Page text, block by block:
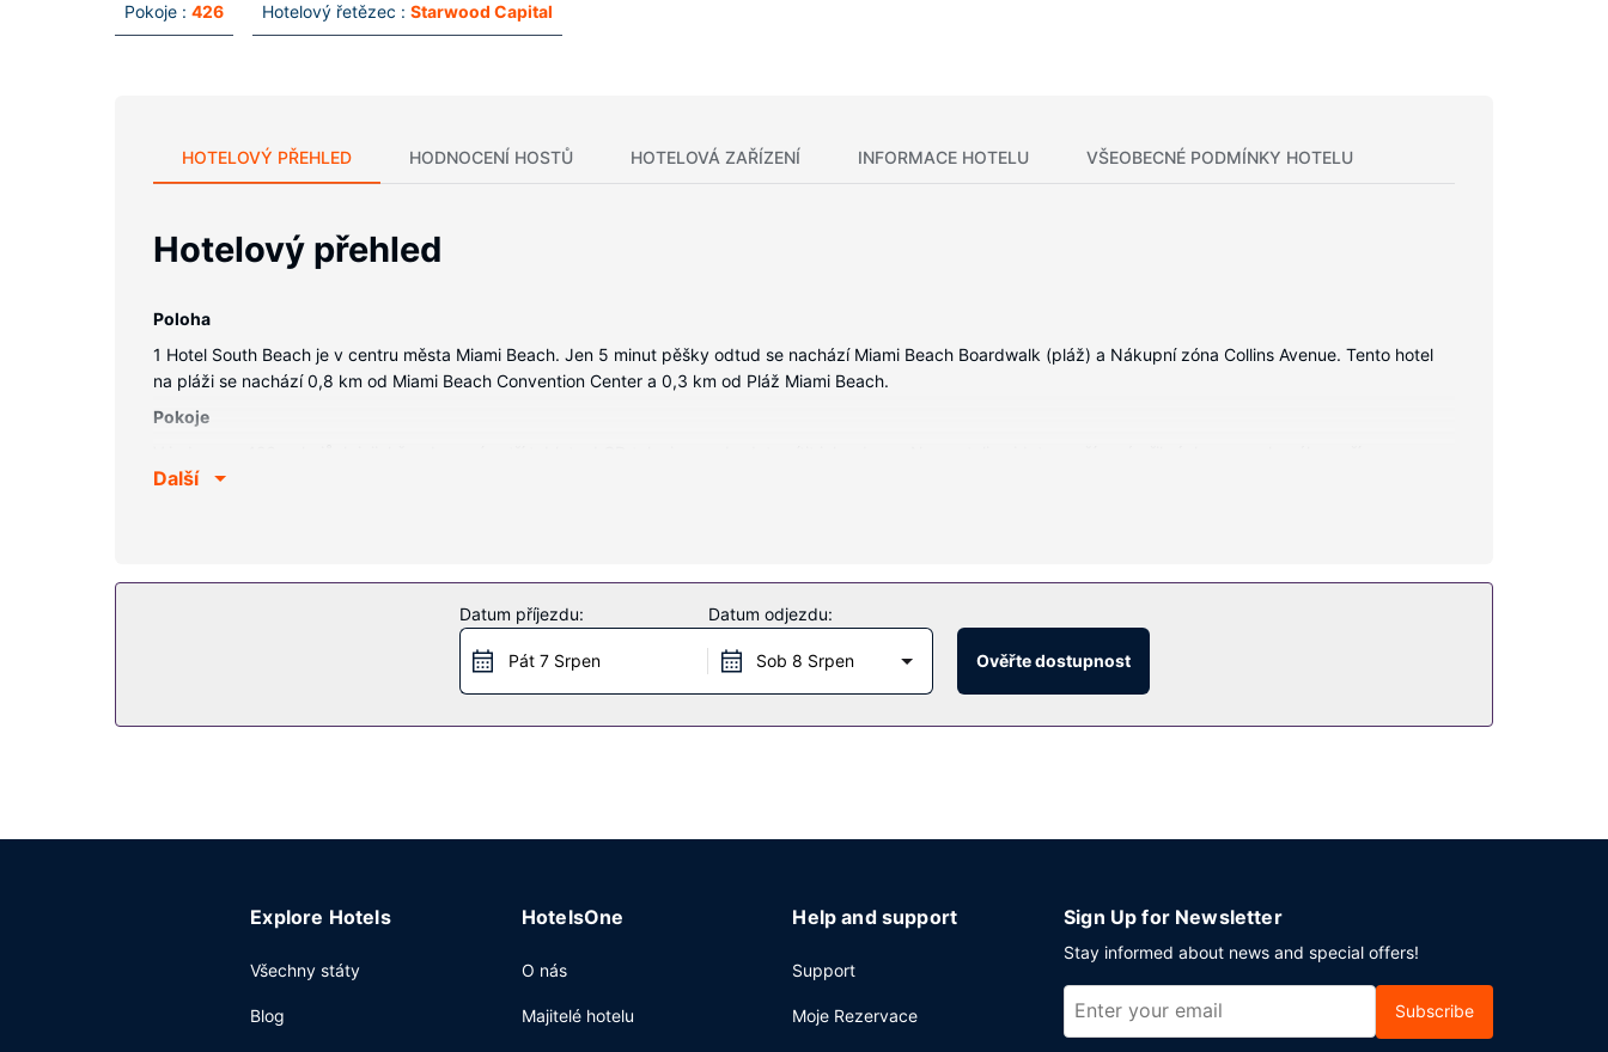
Pokoje : 426 Hotelový řetězec : Starwood Capital
HOTELOVÝ PŘEHLED HODNOCENÍ HOSTŮ HOTELOVÁ ZAŘÍZENÍ INFORMACE HOTELU VŠEOBECNÉ PODMÍNKY HOTELU
Hotelový přehled
Poloha
1 Hotel South Beach je v centru města Miami Beach. Jen 5 minut pěšky odtud se nachází Miami Beach Boardwalk (pláž) a Nákupní zóna Collins Avenue. Tento hotel
na pláži se nachází 0,8 km od Miami Beach Convention Center a 0,3 km od Pláž Miami Beach.
Pokoje
exkluzivní ložní prádlo. Bezdrátový internet zdarma vám zajistí spojení se světem a televize, která nabízí kabelové kanály, dobrou zábavu. Soukromé koupelny nabízí
venkovní bazény, fitness a wellness centrum a půjčovna kol. Tento hotel dále nabízí: bezdrátový internet zdarma, rozšířené recepční služby a hlídání dětí / péče o
WATR AT THE 1 ROOFTOP je jednou z 3 restaurací v areálu tohoto hotelu. Dostanete-li hlad, můžete také využít 24hodinovou pokojovou službu nebo si zakoupit
občerstvení v kavárně. Chcete-li si vychutnat svůj oblíbený nápoj, budete mít k dispozici 6 bary / salonky a 2 bary u bazénu. Hotel podává denně od 7:00 do 12:00
Další
Datum příjezdu:
Pát 7 Srpen
Datum odjezdu:
Sob 8 Srpen Ověřte dostupnost
Explore Hotels
Všechny státy
Blog
HotelsOne
O nás
Majitelé hotelu
Help and support
Support
Moje Rezervace
Sign Up for Newsletter
Stay informed about news and special offers!
Subscribe